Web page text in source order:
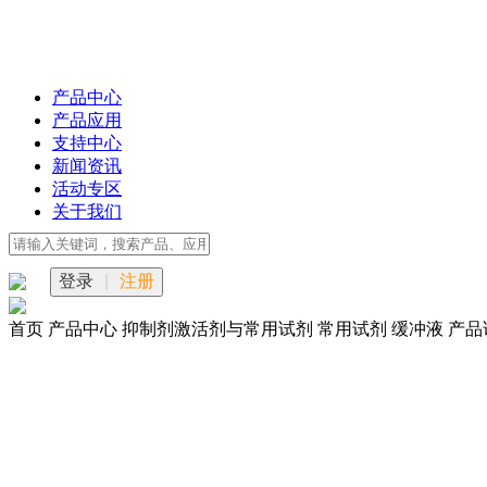
产品中心
产品应用
支持中心
新闻资讯
活动专区
关于我们
登录 注册
首页 产品中心 抑制剂激活剂与常用试剂 常用试剂 缓冲液 产品